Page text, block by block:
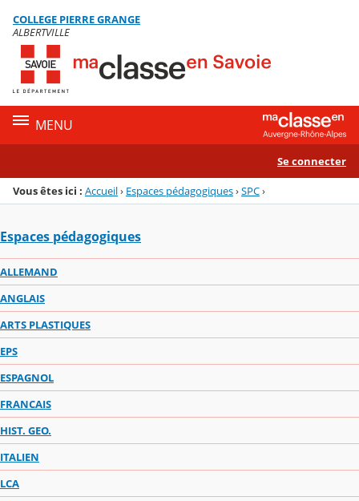
Menu de la rubrique
Contenu
COLLEGE PIERRE GRANGE
ALBERTVILLE
MENU
Se connecter
Vous êtes ici : Accueil› Espaces pédagogiques›SPC›
Espaces pédagogiques
ALLEMAND
ANGLAIS
ARTS PLASTIQUES
EPS
ESPAGNOL
FRANCAIS
HIST. GEO.
ITALIEN
LCA